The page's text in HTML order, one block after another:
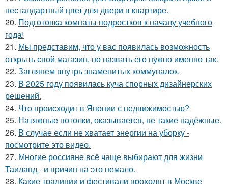
нестандартный цвет для двери в квартире.
20. Подготовка комнаты подростков к началу учебного
года!
21. Мы представим, что у вас появилась возможность
открыть свой магазин, но назвать его нужно именно так.
22. Заглянем внутрь знаменитых коммуналок.
23. В 2025 году появилась куча спорных дизайнерских
решений.
24. Что происходит в Японии с недвижимостью?
25. Натяжные потолки, оказывается, не такие надёжные.
26. В случае если не хватает энергии на уборку -
посмотрите это видео.
27. Многие россияне всё чаще выбирают для жизни
Таиланд - и причин на это немало.
28. Какие традиции и фестивали проходят в Москве